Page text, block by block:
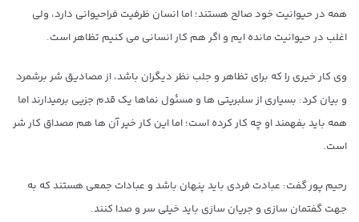
همه در حیوانیت خود صالح هستند؛ اما انسان ظرفیت فراحیوانی دارد، ولی
اغلب در حیوانیت مانده ایم و اگر هم کار انسانی می کنیم تظاهر است.
وی کار خیری را که برای تظاهر و جلب نظر دیگران باشد، از مصادیق شر برشمرد
و بیان کرد: بسیاری از سلبریتی ها و مسئول نماها یک قدم جزیی برمیدارند اما
همه باید بفهمند او چه کار کرده است؛ اما این کار خیر آن ها هم مصداق کار شر
است.
رحیم پور گفت: عبادت فردی باید پنهان باشد و عبادات جمعی هستند که به
جهت گفتمان سازی و جریان سازی باید خیلی سر و صدا کنند.